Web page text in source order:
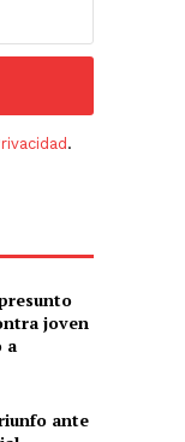
.
joven
a
ante